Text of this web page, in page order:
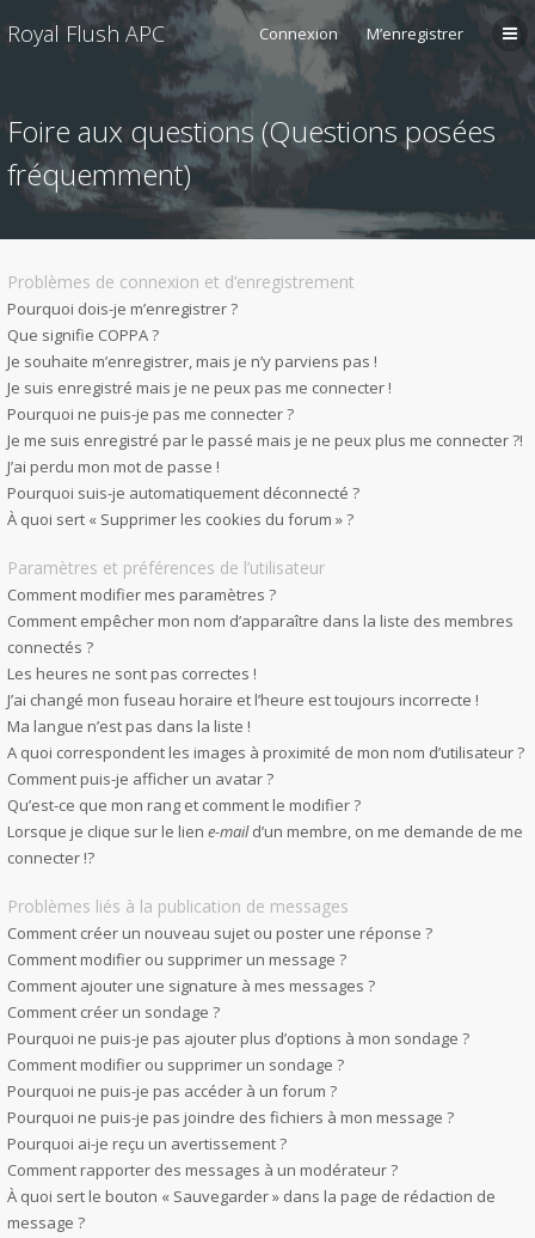
Royal Flush APC Connexion M’enregistrer
Foire aux questions (Questions posées
fréquemment)
Problèmes de connexion et d’enregistrement
Pourquoi dois-je m’enregistrer ?
Que signifie COPPA ?
Je souhaite m’enregistrer, mais je n’y parviens pas !
Je suis enregistré mais je ne peux pas me connecter !
Pourquoi ne puis-je pas me connecter ?
Je me suis enregistré par le passé mais je ne peux plus me connecter ?!
J’ai perdu mon mot de passe !
Pourquoi suis-je automatiquement déconnecté ?
À quoi sert « Supprimer les cookies du forum » ?
Paramètres et préférences de l’utilisateur
Comment modifier mes paramètres ?
Comment empêcher mon nom d’apparaître dans la liste des membres
connectés ?
Les heures ne sont pas correctes !
J’ai changé mon fuseau horaire et l’heure est toujours incorrecte !
Ma langue n’est pas dans la liste !
A quoi correspondent les images à proximité de mon nom d’utilisateur ?
Comment puis-je afficher un avatar ?
Qu’est-ce que mon rang et comment le modifier ?
Lorsque je clique sur le lien e-maild’un membre, on me demande de me
connecter !?
Problèmes liés à la publication de messages
Comment créer un nouveau sujet ou poster une réponse ?
Comment modifier ou supprimer un message ?
Comment ajouter une signature à mes messages ?
Comment créer un sondage ?
Pourquoi ne puis-je pas ajouter plus d’options à mon sondage ?
Comment modifier ou supprimer un sondage ?
Pourquoi ne puis-je pas accéder à un forum ?
Pourquoi ne puis-je pas joindre des fichiers à mon message ?
Pourquoi ai-je reçu un avertissement ?
Comment rapporter des messages à un modérateur ?
À quoi sert le bouton « Sauvegarder » dans la page de rédaction de
message ?